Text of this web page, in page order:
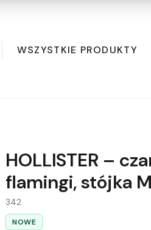
WSZYSTKIE PRODUKTY
HOLLISTER –
flamingi, stójka M
342
NOWE